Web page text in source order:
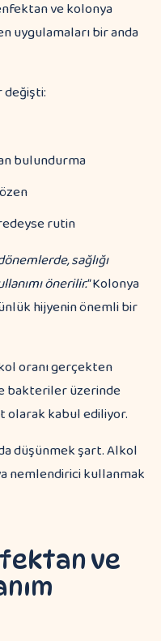
ve kolonya
uygulamaları bir anda
değişti:
bulundurma
rutin
sağlığı
önerilir."Kolonya
hijyenin önemli bir
oranı gerçekten
bakteriler üzerinde
kabul ediliyor.
düşünmek şart. Alkol
nemlendirici kullanmak
ve